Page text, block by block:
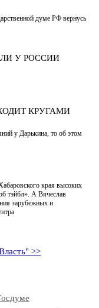
думе РФ вернусь
У РОССИИ
КРУГАМИ
у Дарькина, то об этом
края высоких
тэйбл». А Вячеслав
зарубежных и
>>